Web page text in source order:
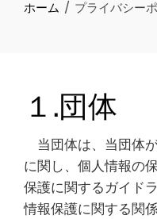
ホーム プライバシー
１.団体
当団体は、当団体
に関し、個人情報の
保護に関するガイド
情報保護に関する関